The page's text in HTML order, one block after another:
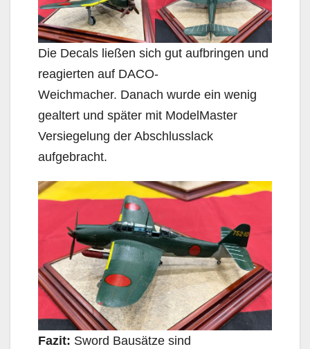
Die Decals ließen sich gut aufbringen und
reagierten auf DACO-
Weichmacher. Danach wurde ein wenig
gealtert und später mit ModelMaster
Versiegelung der Abschlusslack
aufgebracht.
Fazit: Sword Bausätze sind